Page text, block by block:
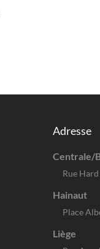
Adresse
Centrale/
Rue
Hainaut
Place
Liège